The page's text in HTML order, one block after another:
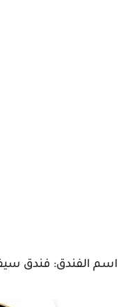
اسم الفندق: فندق